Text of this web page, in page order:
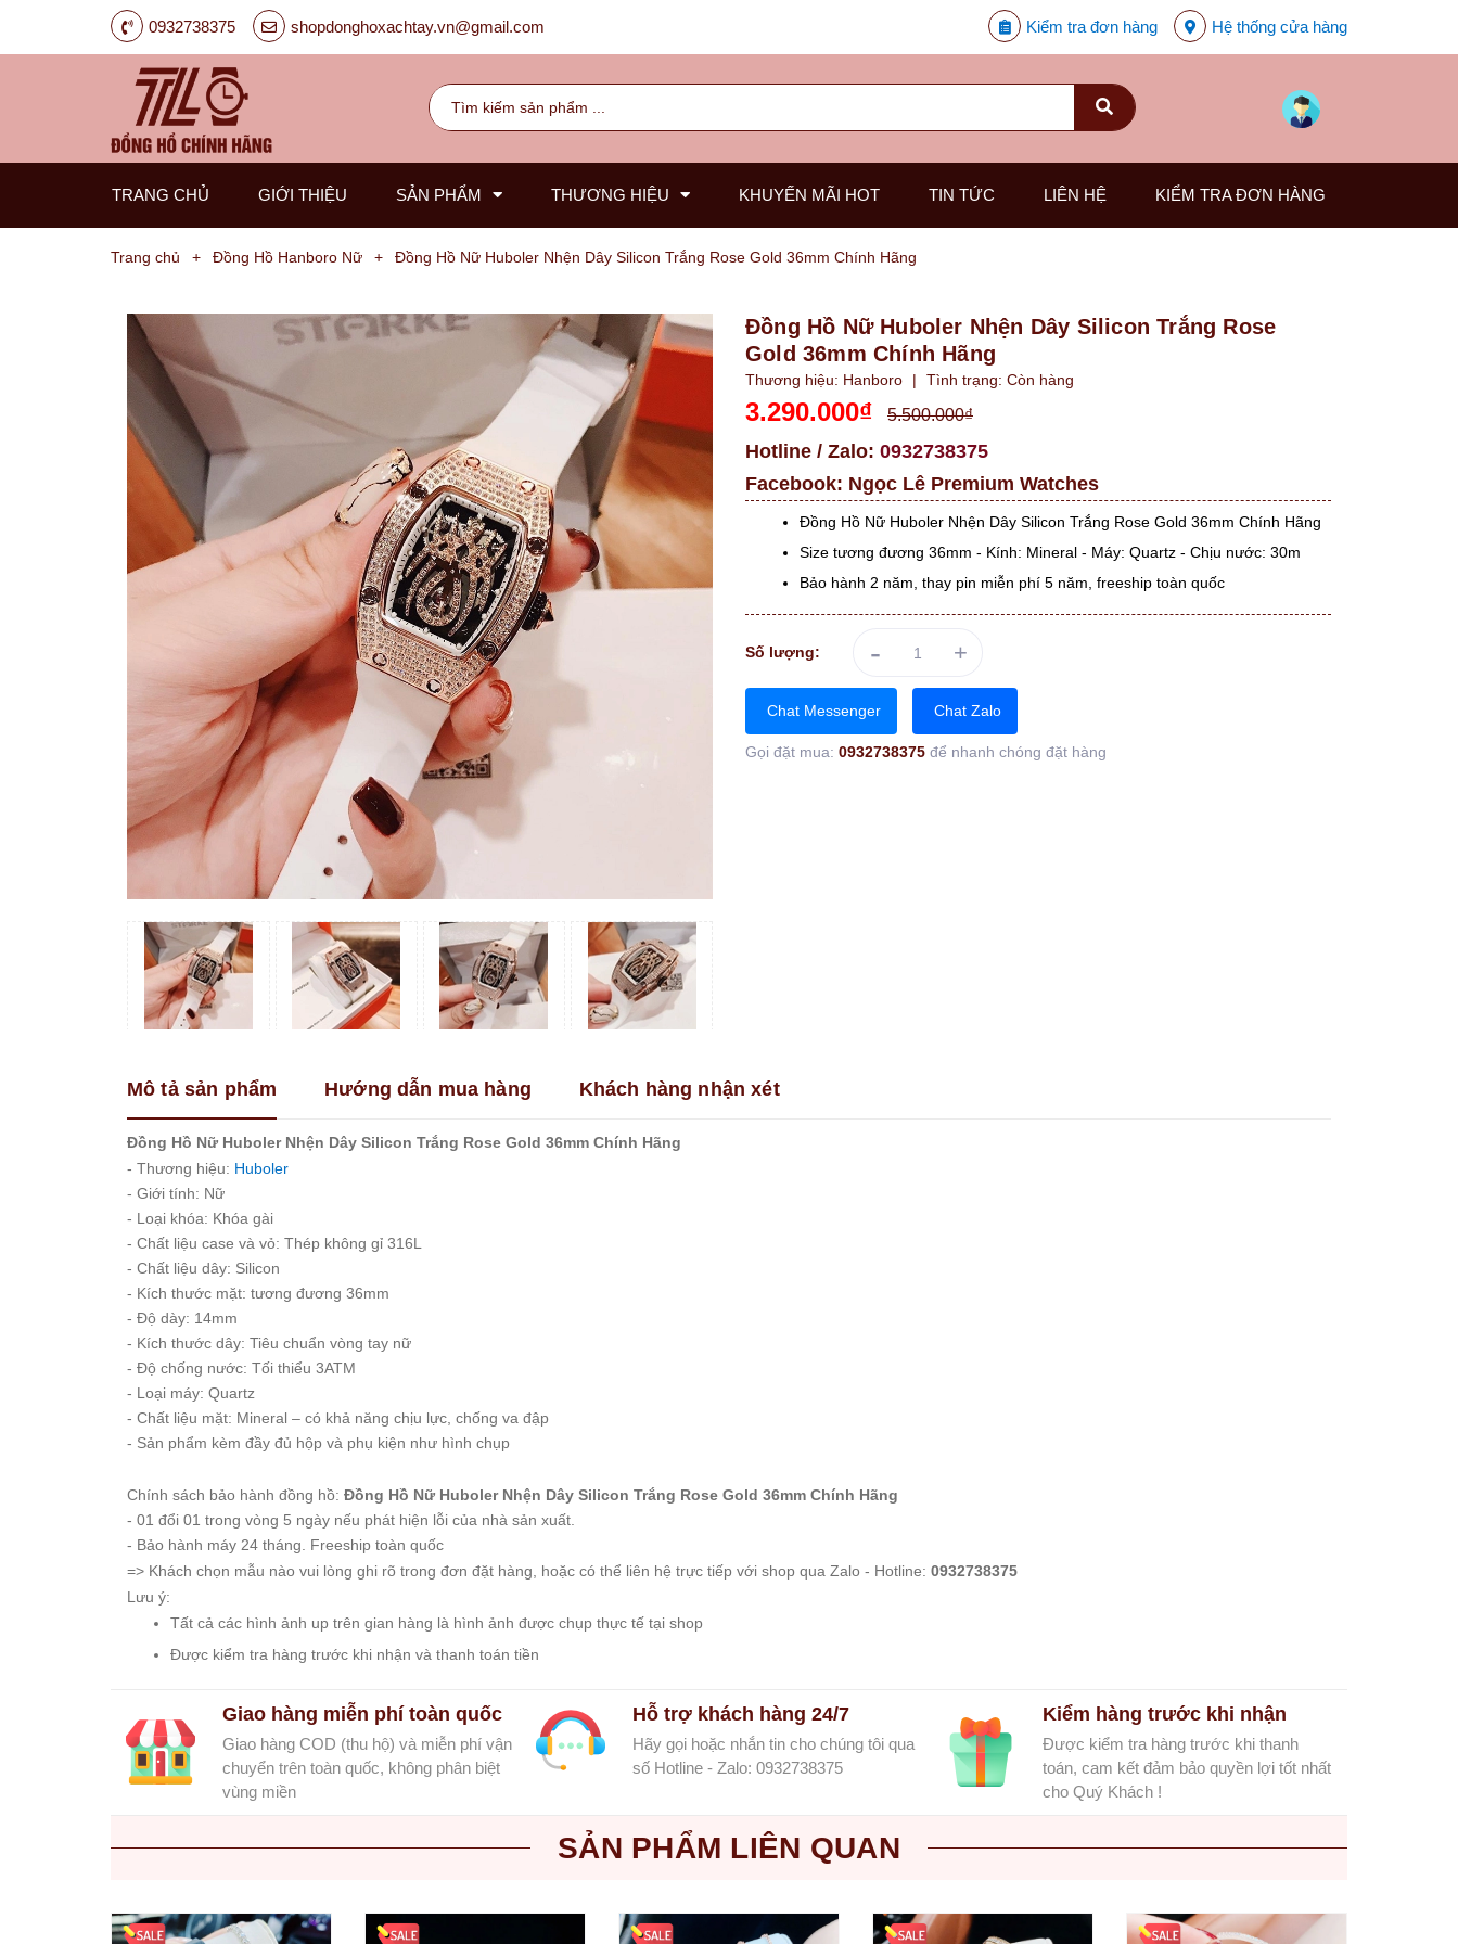
0932738375 shopdonghoxachtay.vn@gmail.com Kiểm tra đơn hàng Hệ thống cửa hàng
TRANG CHỦ GIỚI THIỆU SẢN PHẨM
Nam
Carnival
G-
Kinze
Guess
Hanboro
Madocy
Margaret
Michael
Đồng
Hồ
Amica
Sant
Coach
Franklin
Guess
Jimi
Kemil
Madocy
Marc
Jacobs
Melissa
Michael
Rivero
Roberto
Era
Royal
Crown
Sunrise
Cer
Đồng
Hồ
Cặp
Marc
Jacobs
Michael
Khác
THƯƠNG HIỆU KHUYẾN MÃI HOT TIN TỨC LIÊN HỆ KIỂM TRA ĐƠN HÀNG
Trang chủ + Đồng Hồ Hanboro Nữ + Đồng Hồ Nữ Huboler Nhện Dây Silicon Trắng Rose Gold 36mm Chính Hãng
Đồng Hồ Nữ Huboler Nhện Dây Silicon Trắng Rose
Gold 36mm Chính Hãng
Thương hiệu: Hanboro | Tình trạng: Còn hàng
3.290.000₫ 5.500.000₫
Hotline / Zalo: 0932738375
Facebook: Ngọc Lê Premium Watches
Đồng Hồ Nữ Huboler Nhện Dây Silicon Trắng Rose Gold 36mm Chính Hãng
Size tương đương 36mm - Kính: Mineral - Máy: Quartz - Chịu nước: 30m
Bảo hành 2 năm, thay pin miễn phí 5 năm, freeship toàn quốc
Số lượng: - +
Chat Messenger Chat Zalo
Gọi đặt mua: 0932738375 để nhanh chóng đặt hàng
Mô tả sản phẩm Hướng dẫn mua hàng Khách hàng nhận xét
Đồng Hồ Nữ Huboler Nhện Dây Silicon Trắng Rose Gold 36mm Chính Hãng
- Thương hiệu: Huboler
- Giới tính: Nữ
- Loại khóa: Khóa gài
- Chất liệu case và vỏ: Thép không gỉ 316L
- Chất liệu dây: Silicon
- Kích thước mặt: tương đương 36mm
- Độ dày: 14mm
- Kích thước dây: Tiêu chuẩn vòng tay nữ
- Độ chống nước: Tối thiểu 3ATM
- Loại máy: Quartz
- Chất liệu mặt: Mineral – có khả năng chịu lực, chống va đập
- Sản phẩm kèm đầy đủ hộp và phụ kiện như hình chụp
Chính sách bảo hành đồng hồ: Đồng Hồ Nữ Huboler Nhện Dây Silicon Trắng Rose Gold 36mm Chính Hãng
- 01 đổi 01 trong vòng 5 ngày nếu phát hiện lỗi của nhà sản xuất.
- Bảo hành máy 24 tháng. Freeship toàn quốc
=> Khách chọn mẫu nào vui lòng ghi rõ trong đơn đặt hàng, hoặc có thể liên hệ trực tiếp với shop qua Zalo - Hotline: 0932738375
Lưu ý:
Tất cả các hình ảnh up trên gian hàng là hình ảnh được chụp thực tế tại shop
Được kiểm tra hàng trước khi nhận và thanh toán tiền
Giao hàng miễn phí toàn quốc
Giao hàng COD (thu hộ) và miễn phí vận
chuyển trên toàn quốc, không phân biệt
vùng miền
Hỗ trợ khách hàng 24/7
Hãy gọi hoặc nhắn tin cho chúng tôi qua
số Hotline - Zalo: 0932738375
Kiểm hàng trước khi nhận
Được kiểm tra hàng trước khi thanh
toán, cam kết đảm bảo quyền lợi tốt nhất
cho Quý Khách !
SẢN PHẨM LIÊN QUAN